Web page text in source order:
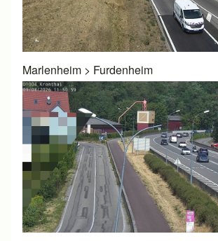
Marlenheim > Furdenheim